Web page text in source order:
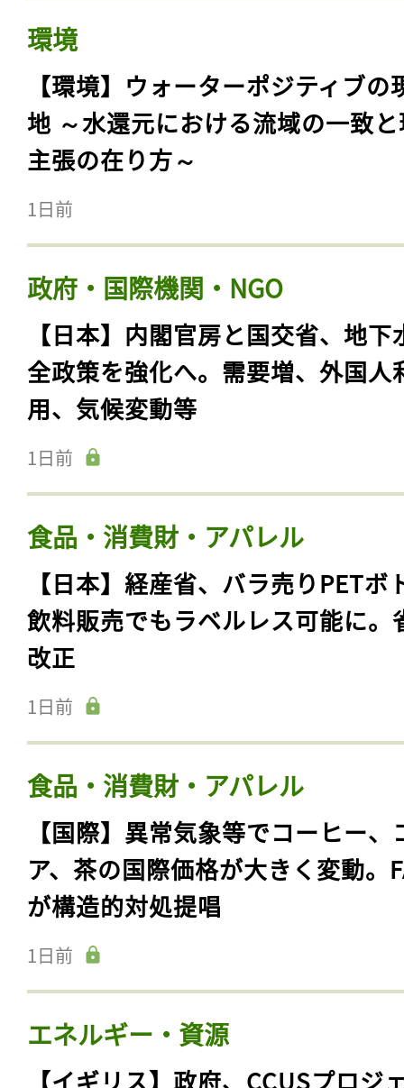
環境
【環境】ウォーターポジティブの
地 ～水還元における流域の一致
主張の在り方～
1日前
政府・国際機関・NGO
【日本】内閣官房と国交省、地下
全政策を強化へ。需要増、外国人
用、気候変動等
1日前
食品・消費財・アパレル
【日本】経産省、バラ売りPETボ
飲料販売でもラベルレス可能に。
改正
1日前
食品・消費財・アパレル
【国際】異常気象等でコーヒー、
ア、茶の国際価格が大きく変動。
が構造的対処提唱
1日前
エネルギー・資源
【イギリス】政府、CCUSプロジ